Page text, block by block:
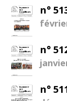
n°
n°
n°